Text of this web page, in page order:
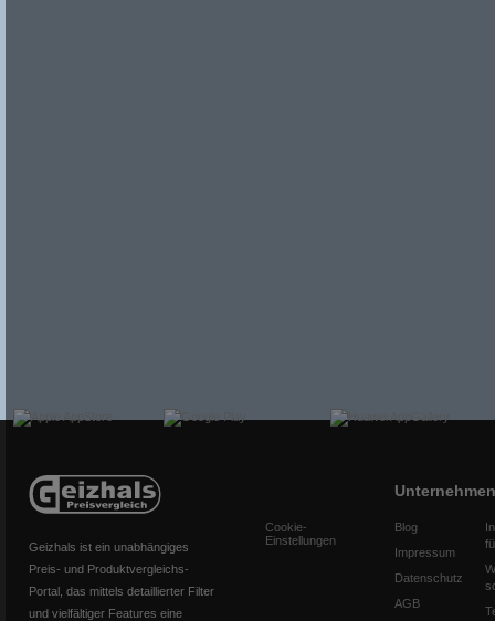
Geizhals ist ein unabhängiges
Preis- und Produktvergleichs-
Portal, das mittels detaillierter Filter
und vielfältiger Features eine
Cookie-
Einstellungen
Unternehmen
Blog
Impressum
Datenschutz
AGB